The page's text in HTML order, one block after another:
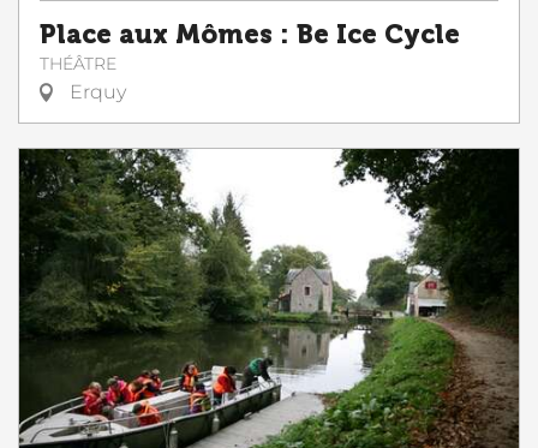
Place aux Mômes : Be Ice Cycle
THÉÂTRE
Erquy